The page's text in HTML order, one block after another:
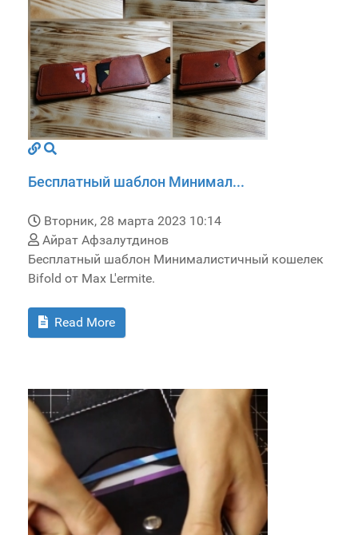
Бесплатный шаблон Минимал...
Вторник, 28 марта 2023 10:14
Айрат Афзалутдинов
Бесплатный шаблон Минималистичный кошелек
Bifold от Max L'ermite.
Read More